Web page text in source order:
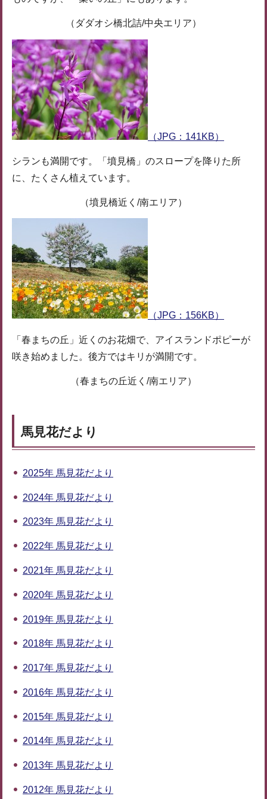
（ダダオシ橋北詰/中央エリア）
（JPG：141KB）
シランも満開です。「墳見橋」のスロープを降りた所
に、たくさん植えています。
（墳見橋近く/南エリア）
（JPG：156KB）
「春まちの丘」近くのお花畑で、アイスランドポピーが
咲き始めました。後方ではキリが満開です。
（春まちの丘近く/南エリア）
馬見花だより
2025年 馬見花だより
2024年 馬見花だより
2023年 馬見花だより
2022年 馬見花だより
2021年 馬見花だより
2020年 馬見花だより
2019年 馬見花だより
2018年 馬見花だより
2017年 馬見花だより
2016年 馬見花だより
2015年 馬見花だより
2014年 馬見花だより
2013年 馬見花だより
2012年 馬見花だより